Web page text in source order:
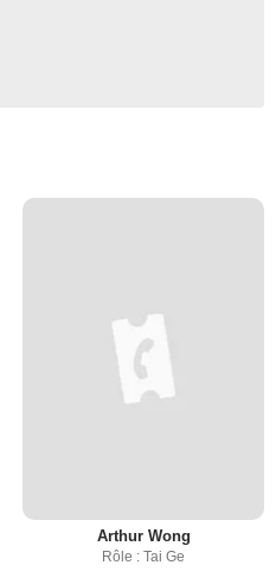
Arthur Wong
Rôle : Tai Ge